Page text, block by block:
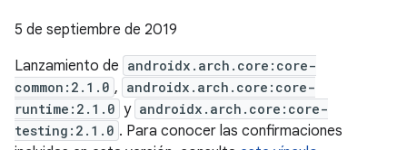
5 de septiembre de 2019
Lanzamiento de androidx.arch.core:core-
common:2.1.0 , androidx.arch.core:core-
runtime:2.1.0 y androidx.arch.core:core-
testing:2.1.0 . Para conocer las confirmaciones